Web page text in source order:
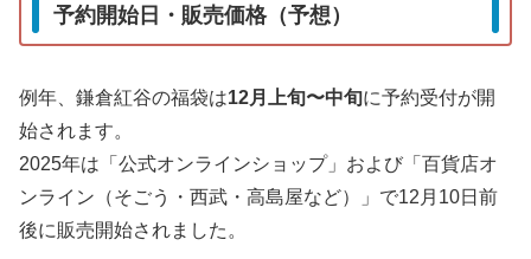
予約開始日・販売価格（予想）
例年、鎌倉紅谷の福袋は12月上旬〜中旬に予約受付が開
始されます。
2025年は「公式オンラインショップ」および「百貨店オ
ンライン（そごう・西武・高島屋など）」で12月10日前
後に販売開始されました。